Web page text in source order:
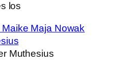
los
Muthesius